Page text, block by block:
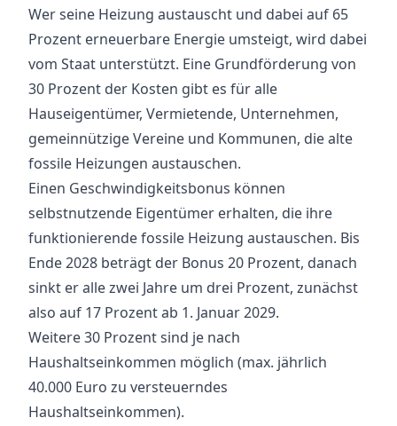
Wer seine Heizung austauscht und dabei auf 65
Prozent erneuerbare Energie umsteigt, wird dabei
vom Staat unterstützt. Eine Grundförderung von
30 Prozent der Kosten gibt es für alle
Hauseigentümer, Vermietende, Unternehmen,
gemeinnützige Vereine und Kommunen, die alte
fossile Heizungen austauschen.
Einen Geschwindigkeitsbonus können
selbstnutzende Eigentümer erhalten, die ihre
funktionierende fossile Heizung austauschen. Bis
Ende 2028 beträgt der Bonus 20 Prozent, danach
sinkt er alle zwei Jahre um drei Prozent, zunächst
also auf 17 Prozent ab 1. Januar 2029.
Weitere 30 Prozent sind je nach
Haushaltseinkommen möglich (max. jährlich
40.000 Euro zu versteuerndes
Haushaltseinkommen).